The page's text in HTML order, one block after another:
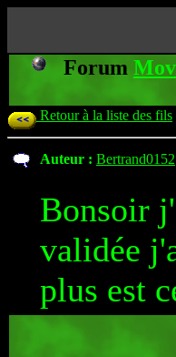
Forum
Retour à la liste des fils
Auteur : Bertrand0152
Bonsoir
validée
plus est